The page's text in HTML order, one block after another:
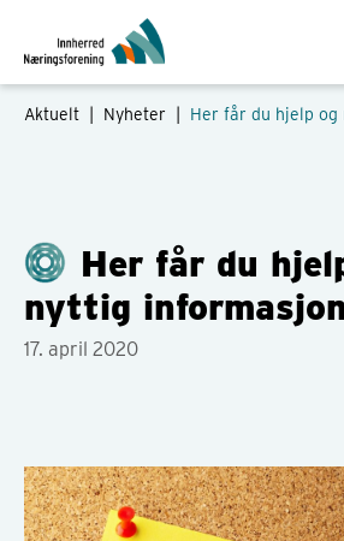
Aktuelt | Nyheter Her får du hjelp
Her får du
nyttig
17. april 2020